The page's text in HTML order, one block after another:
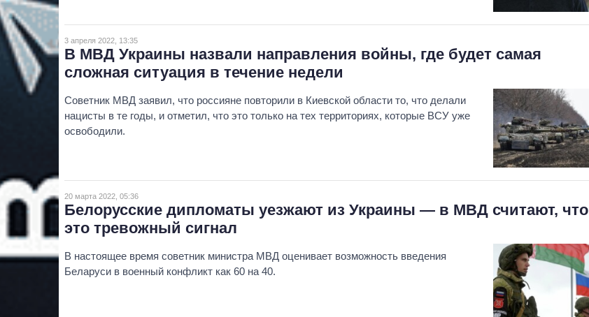
3 апреля 2022, 13:35
В МВД Украины назвали направления войны, где будет самая
сложная ситуация в течение недели
Советник МВД заявил, что россияне повторили в Киевской области то, что делали
нацисты в те годы, и отметил, что это только на тех территориях, которые ВСУ уже
освободили.
20 марта 2022, 05:36
Белорусские дипломаты уезжают из Украины — в МВД считают, что
это тревожный сигнал
В настоящее время советник министра МВД оценивает возможность введения
Беларуси в военный конфликт как 60 на 40.